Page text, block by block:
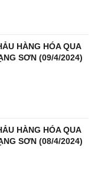
HÀNG HÓA QUA
SƠN (09/4/2024)
HÀNG HÓA QUA
SƠN (08/4/2024)